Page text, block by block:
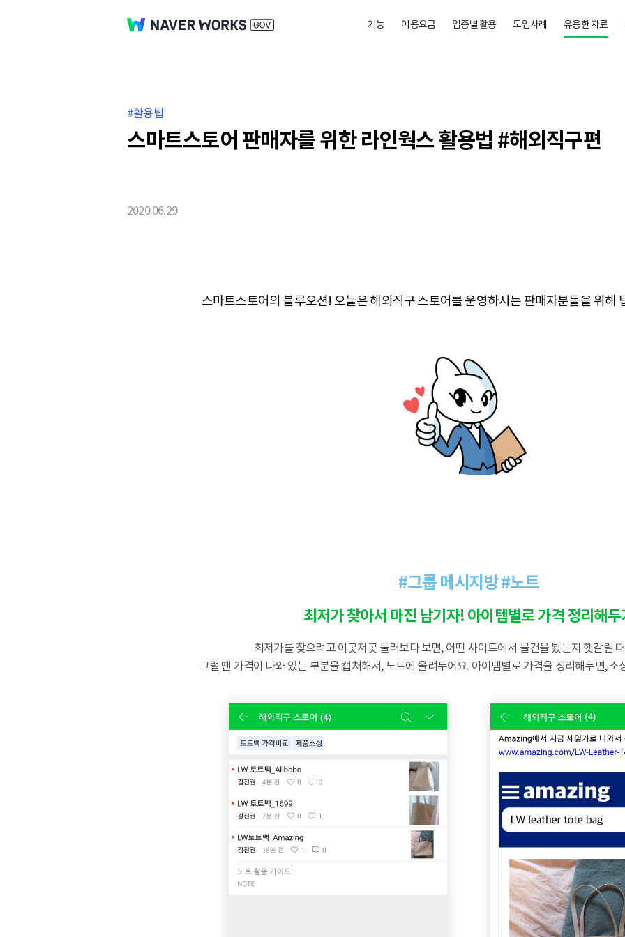
기능 이용요금 업종별 활용 도입사례 유용한 자료
활용팁
스마트스토어 판매자를 위한 라인웍스 활용법 #해외직구편
2020.06.29
스마트스토어의 블루오션! 오늘은 해외직구 스토어를 운영하시는 판매자분들을 위해
#그룹 메시지방 #노트
최저가 찾아서 마진 남기자! 아이템별로 가격 정리해두
최저가를 찾으려고 이곳저곳 둘러보다 보면, 어떤 사이트에서 물건을 봤는지 헷갈릴
그럴 땐 가격이 나와 있는 부분을 캡처해서, 노트에 올려두어요. 아이템별로 가격을 정리해두면,